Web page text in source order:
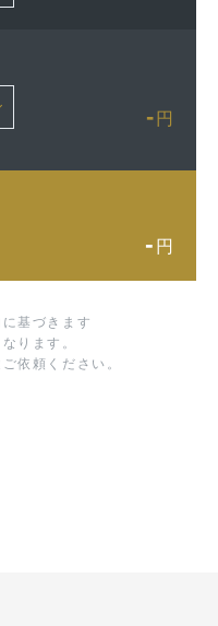
- 円
- 円
基づきます
ります。
依頼ください。